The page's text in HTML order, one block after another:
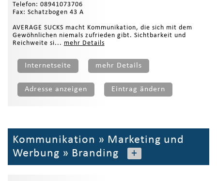
Telefon: 08941073706
Fax: Schatzbogen 43 A
AVERAGE SUCKS macht Kommunikation, die sich mit dem
Gewöhnlichen niemals zufrieden gibt. Sichtbarkeit und
Reichweite si... mehr Details
Internetseite mehr Details
Adresse anzeigen Eintrag ändern
Kommunikation » Marketing und
Werbung » Branding +